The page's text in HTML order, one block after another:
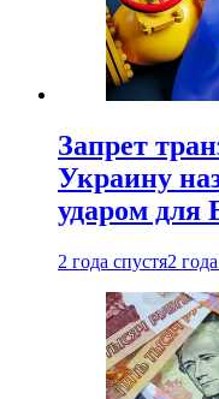
Запрет
Украину
ударом для
2 года спустя2